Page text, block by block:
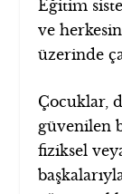
Eğitim
ve
üzerinde
Çocuklar,
güvenilen
fiziksel